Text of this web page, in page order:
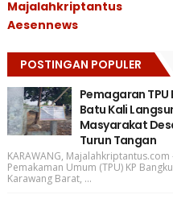
Majalahkriptantus
Aesennews
POSTINGAN POPULER
Pemagaran
Batu Kali
Masyarakat
Turun Tangan
KARAWANG,
Pemakaman Umum (TPU) KP
Karawang Barat, ...